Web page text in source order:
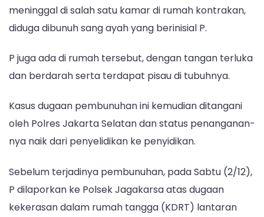
meninggal di salah satu kamar di rumah kontrakan,
diduga dibunuh sang ayah yang berinisial P.
P juga ada di rumah tersebut, dengan tangan terluka
dan berdarah serta terdapat pisau di tubuhnya.
Kasus dugaan pembunuhan ini kemudian ditangani
oleh Polres Jakarta Selatan dan status penanganan-
nya naik dari penyelidikan ke penyidikan.
Sebelum terjadinya pembunuhan, pada Sabtu (2/12),
P dilaporkan ke Polsek Jagakarsa atas dugaan
kekerasan dalam rumah tangga (KDRT) lantaran